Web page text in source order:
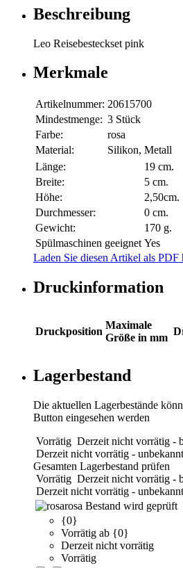
Beschreibung
Leo Reisebesteckset pink
Merkmale
Artikelnummer: 20615700
Mindestmenge: 3 Stück
Farbe:
rosa
Material:
Silikon, Metall
Länge:
19 cm.
Breite:
5 cm.
Höhe:
2,50cm.
Durchmesser:
0 cm.
Gewicht:
170 g.
Spülmaschinen geeignet Yes
Laden Sie diesen Artikel als PDF
Druckinformation
Druckposition
Maximale
Größe in mm
Lagerbestand
Die aktuellen Lagerbestände
Button eingesehen werden
Vorrätig Derzeit nicht vorrätig -
Derzeit nicht vorrätig -
Gesamten Lagerbestand prüfen
Vorrätig Derzeit nicht vorrätig -
Derzeit nicht vorrätig -
rosa Bestand wird geprüft
{0}
Vorrätig ab {0}
Derzeit nicht vorrätig
Vorrätig